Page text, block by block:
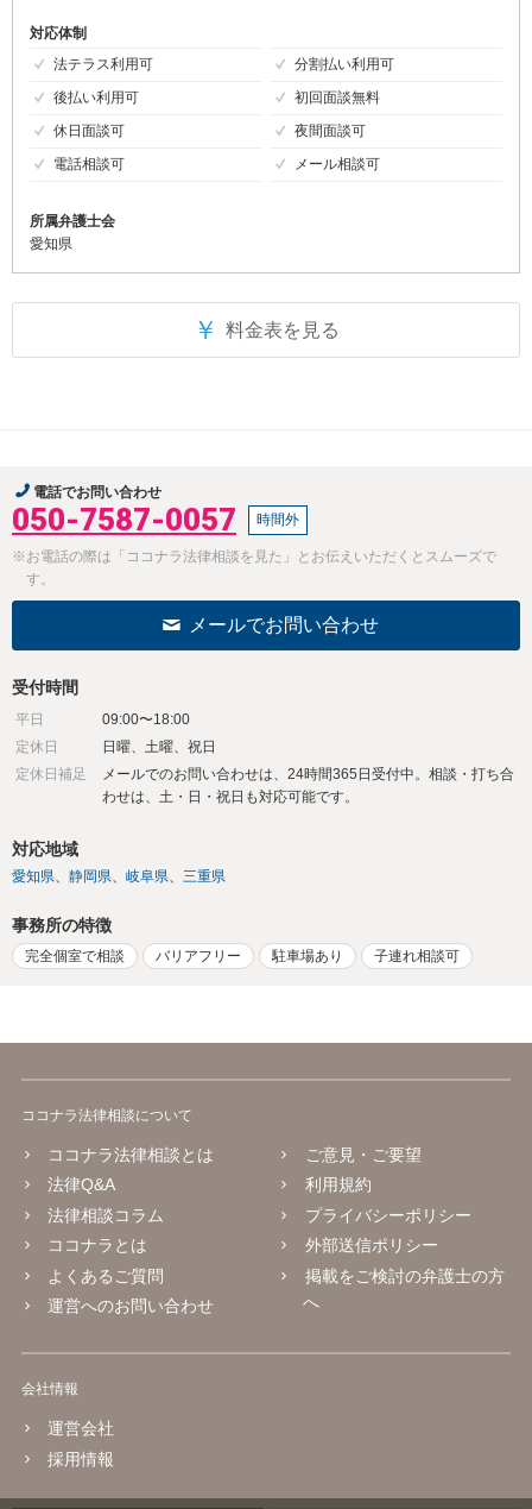
対応体制
法テラス利用可
分割払い利用可
後払い利用可
初回面談無料
休日面談可
夜間面談可
電話相談可
メール相談可
所属弁護士会
愛知県
￥ 料金表を見る
電話でお問い合わせ
050-7587-0057 時間外
※お電話の際は「ココナラ法律相談を見た」とお伝えいただくとスムーズで
す。
メールでお問い合わせ
受付時間
平日
09:00〜18:00
定休日
日曜、土曜、祝日
定休日補足
メールでのお問い合わせは、24時間365日受付中。相談・打ち合
わせは、土・日・祝日も対応可能です。
対応地域
愛知県 静岡県 岐阜県 三重県
事務所の特徴
完全個室で相談 バリアフリー 駐車場あり 子連れ相談可
ココナラ法律相談について
ココナラ法律相談とは
法律Q&A
法律相談コラム
ココナラとは
よくあるご質問
運営へのお問い合わせ
ご意見・ご要望
利用規約
プライバシーポリシー
外部送信ポリシー
掲載をご検討の弁護士の方
へ
会社情報
運営会社
採用情報